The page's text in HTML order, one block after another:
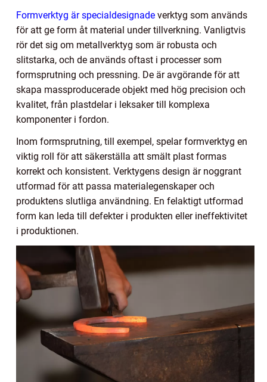
Formverktyg är specialdesignade verktyg som används
för att ge form åt material under tillverkning. Vanligtvis
rör det sig om metallverktyg som är robusta och
slitstarka, och de används oftast i processer som
formsprutning och pressning. De är avgörande för att
skapa massproducerade objekt med hög precision och
kvalitet, från plastdelar i leksaker till komplexa
komponenter i fordon.
Inom formsprutning, till exempel, spelar formverktyg en
viktig roll för att säkerställa att smält plast formas
korrekt och konsistent. Verktygens design är noggrant
utformad för att passa materialegenskaper och
produktens slutliga användning. En felaktigt utformad
form kan leda till defekter i produkten eller ineffektivitet
i produktionen.